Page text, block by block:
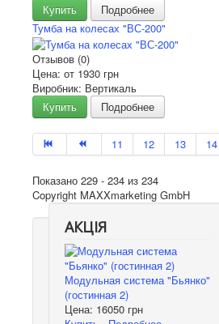
Купить
Подробнее
Тумба на колесах "ВС-200"
Отзывов (0)
Цена: от 1930 грн
Виробник: Вертикаль
Купить
Подробнее
11 12 13 14
Показано 229 - 234 из 234
Copyright MAXXmarketing GmbH
АКЦІЯ
Модульная система "Бьянко"
(гостинная 2)
Цена: 16050 грн